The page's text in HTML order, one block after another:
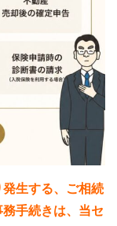
生する、ご相続
手続きは、当セ